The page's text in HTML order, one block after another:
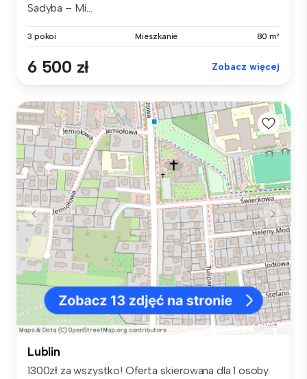
Sadyba – Mi...
3 pokoi Mieszkanie 80 m²
6 500 zł Zobacz więcej
Lublin
1300zł za wszystko! Oferta skierowana dla 1 osoby.